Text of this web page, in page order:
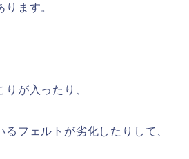
ります。
が入ったり、
フェルトが劣化したりして、